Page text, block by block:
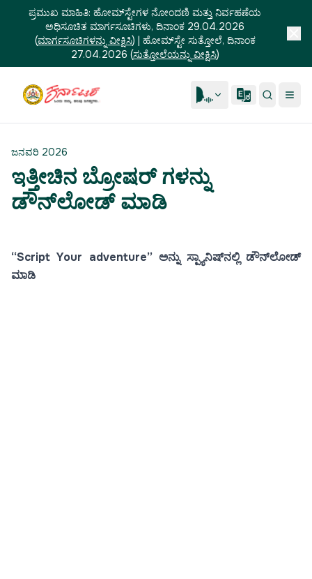
ಪ್ರಮುಖ ಮಾಹಿತಿ: ಹೋಮ್‌ಸ್ಟೇಗಳ ನೋಂದಣಿ ಮತ್ತು ನಿರ್ವಹಣೆಯ
ಅಧಿಸೂಚಿತ ಮಾರ್ಗಸೂಚಿಗಳು, ದಿನಾಂಕ 29.04.2026
(ಮಾರ್ಗಸೂಚಿಗಳನ್ನು ವೀಕ್ಷಿಸಿ) | ಹೋಮ್‌ಸ್ಟೇ ಸುತ್ತೋಲೆ, ದಿನಾಂಕ
27.04.2026 (ಸುತ್ತೋಲೆಯನ್ನು ವೀಕ್ಷಿಸಿ)
ಜನವರಿ 2026
ಇತ್ತೀಚಿನ ಬ್ರೋಷರ್ ಗಳನ್ನು
ಡೌನ್‌ಲೋಡ್ ಮಾಡಿ
“Script Your adventure” ಅನ್ನು ಸ್ಪ್ಯಾನಿಷ್‌ನಲ್ಲಿ ಡೌನ್‌ಲೋಡ್
ಮಾಡಿ